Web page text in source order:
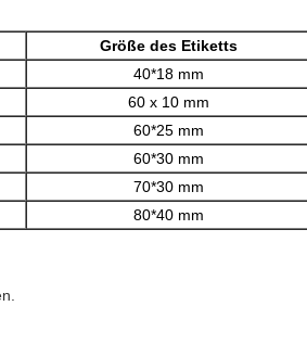
Größe des Etiketts
40*18 mm
60 x 10 mm
60*25 mm
60*30 mm
70*30 mm
80*40 mm